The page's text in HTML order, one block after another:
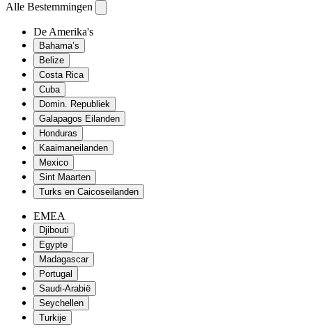
Alle Bestemmingen
De Amerika's
Bahama’s
Belize
Costa Rica
Cuba
Domin. Republiek
Galapagos Eilanden
Honduras
Kaaimaneilanden
Mexico
Sint Maarten
Turks en Caicoseilanden
EMEA
Djibouti
Egypte
Madagascar
Portugal
Saudi-Arabië
Seychellen
Turkije